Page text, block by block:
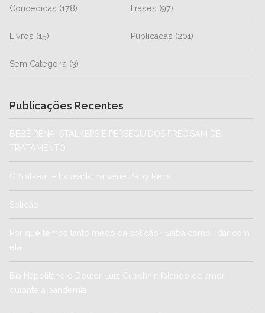
Concedidas (178) Frases (97)
Livros (15) Publicadas (201)
Sem Categoria (3)
Publicações Recentes
BEBÊ RENA: STALKERS E PERSEGUIDOS PRECISAM DE
TRATAMENTO
O Stalkear – baseado na série Baby Rena
Solidão
Por que temos tanto medo da solidão? Saiba como lidar com
ela
Bia Napolitano e Doutor Luiz Cuschnir: falando de amor
durante a pandemia